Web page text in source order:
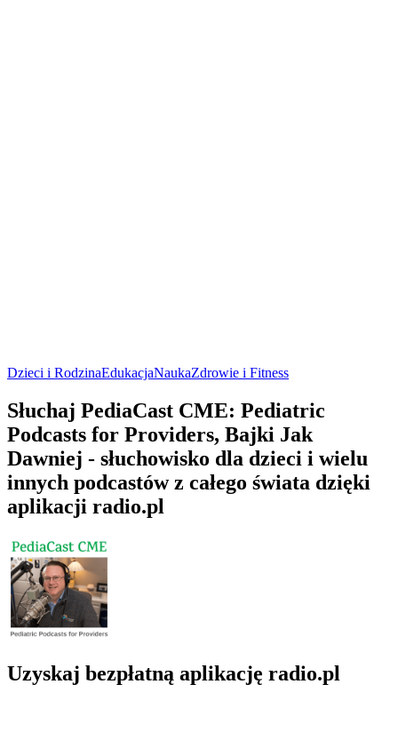
Dzieci i RodzinaEdukacjaNaukaZdrowie i Fitness
Słuchaj PediaCast CME: Pediatric
Podcasts for Providers, Bajki Jak
Dawniej - słuchowisko dla dzieci i wielu
innych podcastów z całego świata dzięki
aplikacji radio.pl
Uzyskaj bezpłatną aplikację radio.pl